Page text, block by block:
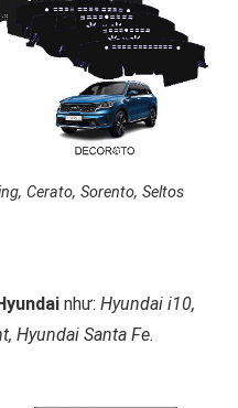
Cerato, Sorento, Seltos
như: Hyundai i10,
Hyundai Santa Fe.